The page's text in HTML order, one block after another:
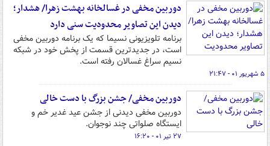
دوربین مخفی در غسالخانه بهشت زهرا/ هشدار؛
دیدن این تصاویر محدودیت سنی دارد
برنامه تلویزیونی نسیما که یک برنامه دوربین مخفی
است، در جدیدترین قسمت از پخش خود در شبکه
نسیم سراغ غسالان رفته است.
۵ شهریور ۰۱ - ۲۱:۴۷
دوربین مخفی/ جشن بزرگ با دست خالی
دوربین مخفی دیدنی از جشن عید غدیر خم و
ایستگاه صلواتی چند نوجوان.
۲۷ تیر ۰۱ - ۱۶:۲۰